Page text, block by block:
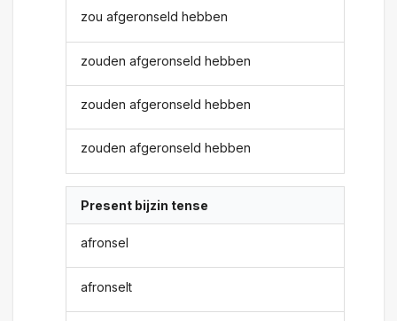
zou afgeronseld hebben
zouden afgeronseld hebben
zouden afgeronseld hebben
zouden afgeronseld hebben
Present bijzin tense
afronsel
afronselt